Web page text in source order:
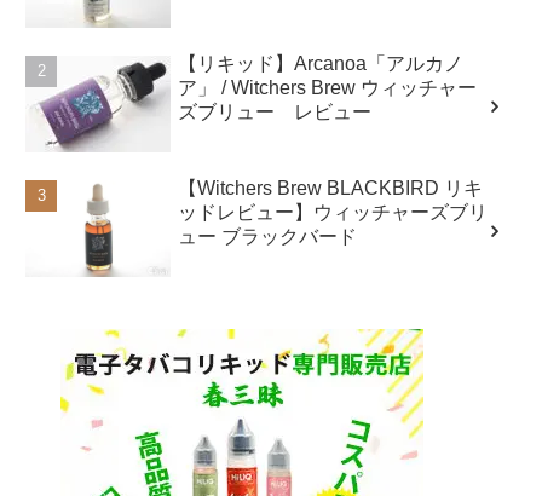
【リキッド】Arcanoa「アルカノ
ア」 / Witchers Brew ウィッチャー
ズブリュー レビュー
【Witchers Brew BLACKBIRD リキ
ッドレビュー】ウィッチャーズブリ
ュー ブラックバード